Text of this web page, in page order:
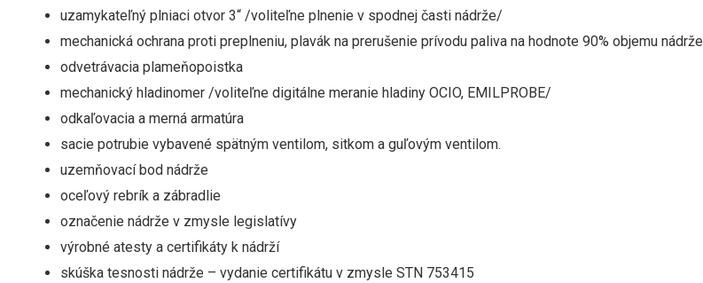
uzamykateľný plniaci otvor 3“ /voliteľne plnenie v spodnej časti nádrže/
mechanická ochrana proti preplneniu, plavák na prerušenie prívodu paliva na hodnote 90% objemu nádrže
odvetrávacia plameňopoistka
mechanický hladinomer /voliteľne digitálne meranie hladiny OCIO, EMILPROBE/
odkaľovacia a merná armatúra
sacie potrubie vybavené spätným ventilom, sitkom a guľovým ventilom.
uzemňovací bod nádrže
oceľový rebrík a zábradlie
označenie nádrže v zmysle legislatívy
výrobné atesty a certifikáty k nádrží
skúška tesnosti nádrže – vydanie certifikátu v zmysle STN 753415